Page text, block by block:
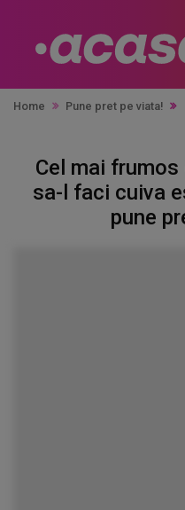
Home Pune pret pe viata!
Cel mai
sa-l faci cuiva
pune